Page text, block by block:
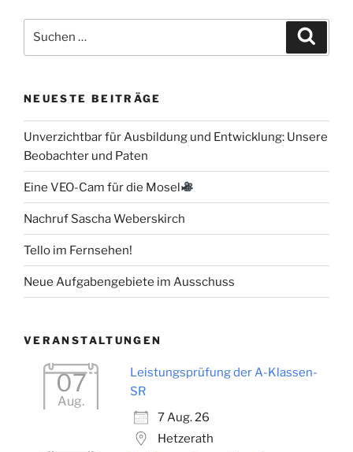
nach:
NEUESTE BEITRÄGE
Unverzichtbar für Ausbildung und Entwicklung: Unsere
Beobachter und Paten
Eine VEO-Cam für die Mosel
Nachruf Sascha Weberskirch
Tello im Fernsehen!
Neue Aufgabengebiete im Ausschuss
VERANSTALTUNGEN
07
Aug.
Leistungsprüfung der A-Klassen-
SR
7 Aug. 26
Hetzerath